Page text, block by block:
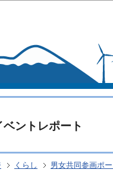
ントレポート
くらし 男女共同参画ポ